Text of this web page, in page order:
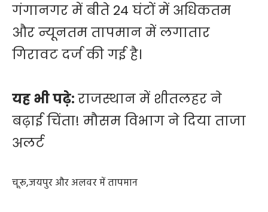
गंगानगर में बीते 24 घंटों में अधिकतम
और न्यूनतम तापमान में लगातार
गिरावट दर्ज की गई है।
यह भी पढ़े:राजस्थान में शीतलहर ने
बढ़ाई चिंता! मौसम विभाग ने दिया ताजा
अलर्ट
चूरू,जयपुर और अलवर में तापमान